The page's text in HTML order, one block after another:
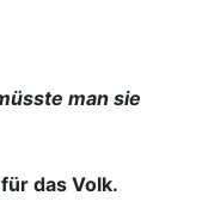
man sie
das Volk.